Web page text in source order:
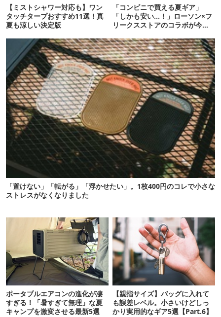
【ミストシャワー対応も】ワン
タッチタープおすすめ11選！真
夏も涼しい決定版
「コンビニで買える夏ギア」
「しかも安い…！」ローソン×フ
リークスストアのコラボが今年
「置けない」「転がる」「浮かせたい」。1枚400円のコレで小さな
ストレスがなくなりました
ポータブルエアコンの進化が凄
すぎる！「暑すぎて無理」な夏
キャンプを激変させる最新5選
【親指サイズ】バッグに入れて
も誤差レベル。小さいけどしっ
かり実用的なギア5選【Part.6】